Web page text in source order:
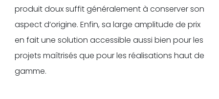
produit doux suffit généralement à conserver son
aspect d’origine. Enfin, sa large amplitude de prix
en fait une solution accessible aussi bien pour les
projets maîtrisés que pour les réalisations haut de
gamme.